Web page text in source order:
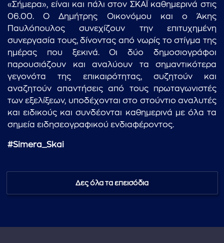
«Σήμερα», είναι και πάλι στον ΣΚΑΪ καθημερινά στις
06.00. Ο Δημήτρης Οικονόμου και ο Άκης
Παυλόπουλος συνεχίζουν την επιτυχημένη
συνεργασία τους, δίνοντας από νωρίς το στίγμα της
ημέρας που ξεκινά. Οι δύο δημοσιογράφοι
παρουσιάζουν και αναλύουν τα σημαντικότερα
γεγονότα της επικαιρότητας, συζητούν και
αναζητούν απαντήσεις από τους πρωταγωνιστές
των εξελίξεων, υποδέχονται στο στούντιο αναλυτές
και ειδικούς και συνδέονται καθημερινά με όλα τα
σημεία ειδησεογραφικού ενδιαφέροντος.
#Simera_Skai
Δες όλα τα επεισόδια